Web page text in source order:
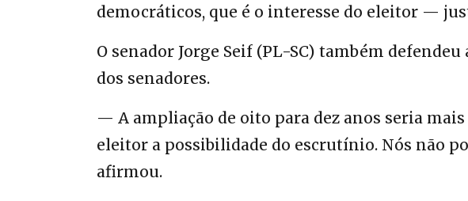
democráticos, que é o interesse do eleitor —
O senador Jorge Seif (PL-SC) também
dos senadores.
— A ampliação de oito para dez anos seria
eleitor a possibilidade do escrutínio. Nós não
afirmou.